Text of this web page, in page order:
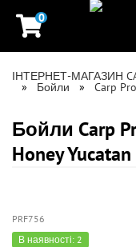
0
ІНТЕРНЕТ-МАГАЗИН
Бойли Carp Pro
Бойли Carp
Honey
PRF756
В наявності: 2